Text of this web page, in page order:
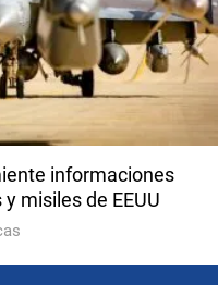
informaciones
misiles de EEUU